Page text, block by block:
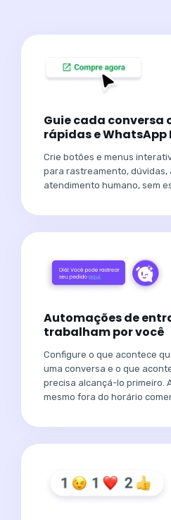
Guie cada conversa
rápidas e WhatsApp
Crie botões e menus
para rastreamento, dúvidas,
atendimento humano, sem
Automações de
trabalham por você
Configure o que acontece
uma conversa e o que
precisa alcançá-lo primeiro.
mesmo fora do horário